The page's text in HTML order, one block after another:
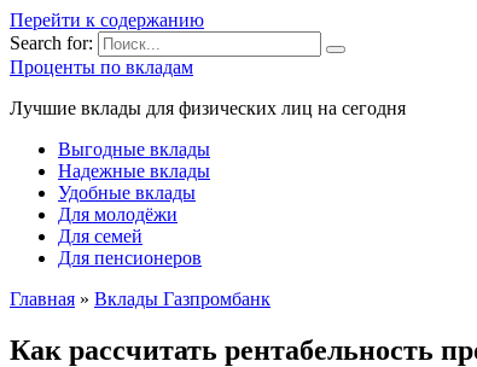
Перейти к содержанию
Search for:
Проценты по вкладам
Лучшие вклады для физических лиц на сегодня
Выгодные вклады
Надежные вклады
Удобные вклады
Для молодёжи
Для семей
Для пенсионеров
Главная » Вклады Газпромбанк
Как рассчитать рентабельность